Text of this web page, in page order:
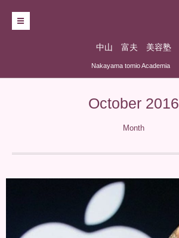
中山 富夫 美容塾
Nakayama tomio Academia
October 2016
Month